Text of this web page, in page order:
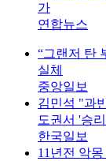
가
연합뉴스
“그랜저 탄
실체
중앙일보
김민석 "과
도권서 '승
한국일보
11년전 악